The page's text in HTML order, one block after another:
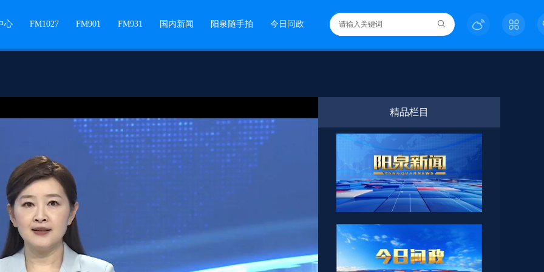
心 FM1027 FM901 FM931 国内新闻 阳泉随手拍 今日问政
精品栏目